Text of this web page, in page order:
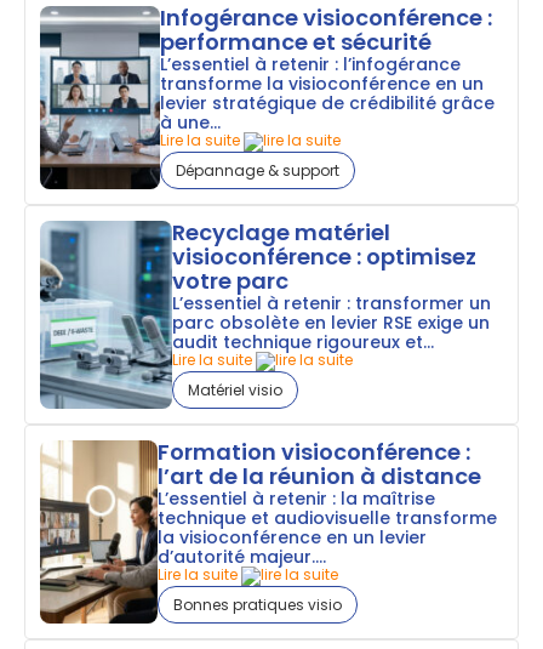
Infogérance visioconférence :
performance et sécurité
L’essentiel à retenir : l’infogérance
transforme la visioconférence en un
levier stratégique de crédibilité grâce
à une...
Lire la suite
Dépannage & support
Recyclage matériel
visioconférence : optimisez
votre parc
L’essentiel à retenir : transformer un
parc obsolète en levier RSE exige un
audit technique rigoureux et...
Lire la suite
Matériel visio
Formation visioconférence :
l’art de la réunion à distance
L’essentiel à retenir : la maîtrise
technique et audiovisuelle transforme
la visioconférence en un levier
d’autorité majeur....
Lire la suite
Bonnes pratiques visio